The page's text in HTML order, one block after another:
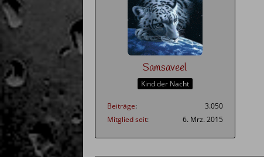
Samsaveel
Kind der Nacht
Beiträge
3.050
Mitglied seit
6. Mrz. 2015